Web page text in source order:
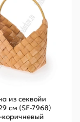
из секвойи
см (SF-7968)
коричневый